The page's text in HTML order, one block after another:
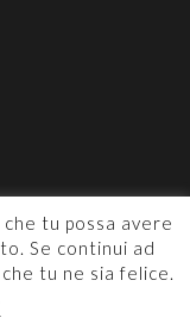
tu possa avere
Se continui ad
tu ne sia felice.